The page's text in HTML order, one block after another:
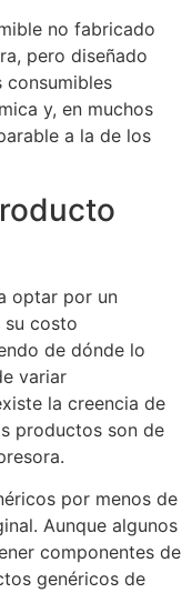
no fabricado
pero diseñado
consumibles
y, en muchos
a la de los
optar por un
su costo
de dónde lo
variar
la creencia de
productos son de
por menos de
Aunque algunos
componentes de
genéricos de